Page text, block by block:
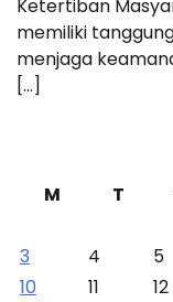
Ketertiban
memiliki
menjaga
[…]
M
T
3
4 5
10
11 12